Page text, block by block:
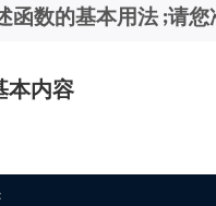
函数的基本用法 ;请您
本内容